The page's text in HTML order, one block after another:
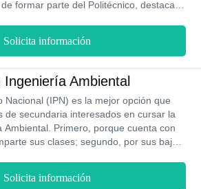
formar parte del Politécnico, destacan
de la carrera. Su plan de estudio
que hallarás en el mercado
las asignaturas más indispensables
que ejerzan con responsabilidad
es de 8 semestres y se imparte en
Solicita información
Ambiental
Nacional (IPN) es la mejor opción que
de secundaria interesados en cursar la
Primero, porque cuenta con
sus clases; segundo, por sus bajos
el plan de estudio y las asignaturas que
Solicita información